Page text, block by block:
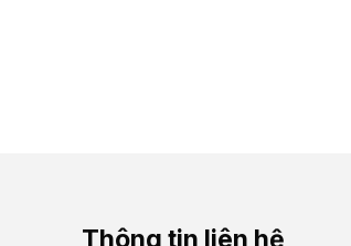
Thông tin liên hệ